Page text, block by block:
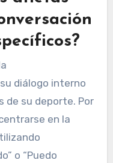
diálogo interno
de su deporte. Por
en la
o “Puedo